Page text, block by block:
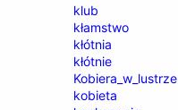
klub
kłamstwo
kłótnia
kłótnie
Kobiera_w_lustrze
kobieta